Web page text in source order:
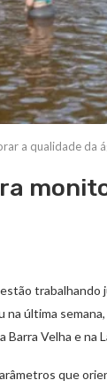
a qualidade da
trabalhando
última
Barra Velha e na
que